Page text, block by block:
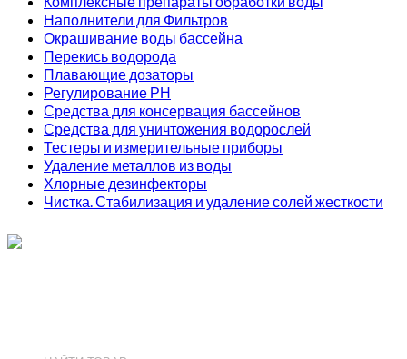
Наполнители для Фильтров
Окрашивание воды бассейна
Перекись водорода
Плавающие дозаторы
Регулирование РН
Средства для консервация бассейнов
Средства для уничтожения водорослей
Тестеры и измерительные приборы
Удаление металлов из воды
Хлорные дезинфекторы
Чистка. Стабилизация и удаление солей жесткости